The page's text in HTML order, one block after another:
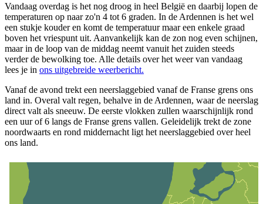
Vandaag overdag is het nog droog in heel België en daarbij lopen de
temperaturen op naar zo'n 4 tot 6 graden. In de Ardennen is het wel
een stukje kouder en komt de temperatuur maar een enkele graad
boven het vriespunt uit. Aanvankelijk kan de zon nog even schijnen,
maar in de loop van de middag neemt vanuit het zuiden steeds
verder de bewolking toe. Alle details over het weer van vandaag
lees je in ons uitgebreide weerbericht.
Vanaf de avond trekt een neerslaggebied vanaf de Franse grens ons
land in. Overal valt regen, behalve in de Ardennen, waar de neerslag
direct valt als sneeuw. De eerste vlokken zullen waarschijnlijk rond
een uur of 6 langs de Franse grens vallen. Geleidelijk trekt de zone
noordwaarts en rond middernacht ligt het neerslaggebied over heel
ons land.